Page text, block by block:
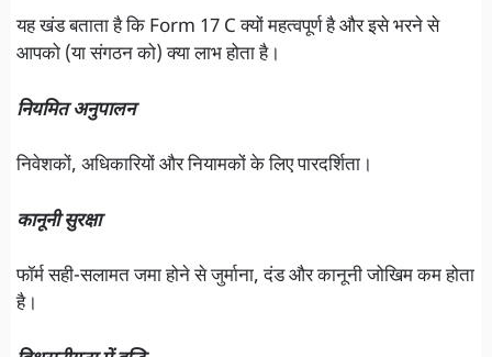
यह खंड बताता है कि Form 17 C क्यों महत्वपूर्ण है और इसे भरने से
आपको (या संगठन को) क्या लाभ होता है।
नियमित अनुपालन
निवेशकों, अधिकारियों और नियामकों के लिए पारदर्शिता।
कानूनी सुरक्षा
फॉर्म सही-सलामत जमा होने से जुर्माना, दंड और कानूनी जोखिम कम होता
है।